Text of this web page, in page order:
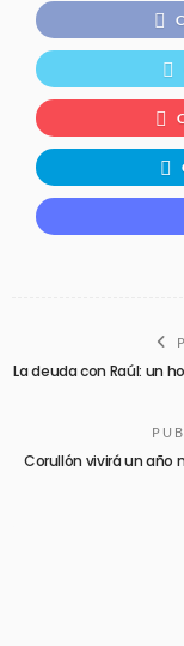
La deuda con Raúl: un
Corullón vivirá un año